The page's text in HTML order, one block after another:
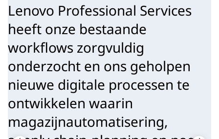
Lenovo Professional Services
heeft onze bestaande
workflows zorgvuldig
onderzocht en ons geholpen
nieuwe digitale processen te
ontwikkelen waarin
magazijnautomatisering,